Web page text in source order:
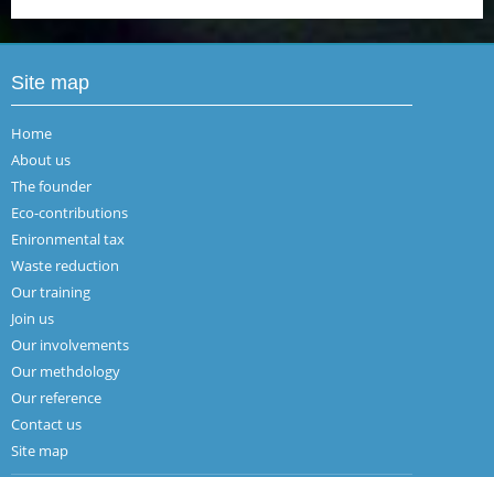
Site map
Home
About us
The founder
Eco-contributions
Enironmental tax
Waste reduction
Our training
Join us
Our involvements
Our methdology
Our reference
Contact us
Site map